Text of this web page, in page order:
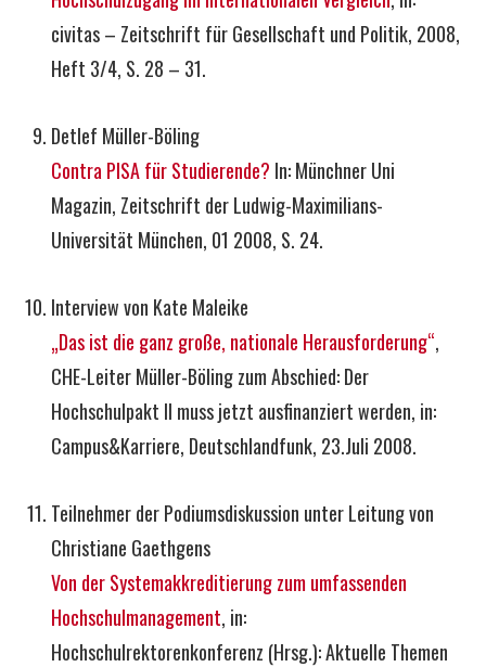
civitas – Zeitschrift für Gesellschaft und Politik, 2008,
Heft 3/4, S. 28 – 31.
Detlef Müller-Böling
Contra PISA für Studierende? In: Münchner Uni
Magazin, Zeitschrift der Ludwig-Maximilians-
Universität München, 01 2008, S. 24.
Interview von Kate Maleike
„Das ist die ganz große, nationale Herausforderung“,
CHE-Leiter Müller-Böling zum Abschied: Der
Hochschulpakt II muss jetzt ausfinanziert werden, in:
Campus&Karriere, Deutschlandfunk, 23.Juli 2008.
Teilnehmer der Podiumsdiskussion unter Leitung von
Christiane Gaethgens
Von der Systemakkreditierung zum umfassenden
Hochschulmanagement, in:
Hochschulrektorenkonferenz (Hrsg.): Aktuelle Themen